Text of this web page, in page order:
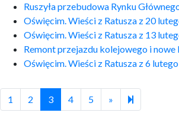
Ruszyła przebudowa Rynku
Oświęcim. Wieści z Ratusza z 20
Oświęcim. Wieści z Ratusza z 13
Remont przejazdu kolejowego i
Oświęcim. Wieści z Ratusza z 6
1 2 3 4 5 » Next page
39